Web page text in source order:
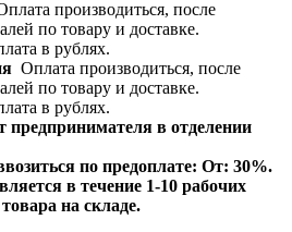
производиться, после
по товару и доставке.
в рублях.
Оплата производиться, после
по товару и доставке.
в рублях.
предпринимателя в отделении
по предоплате: От: 30%.
в течение 1-10 рабочих
на складе.